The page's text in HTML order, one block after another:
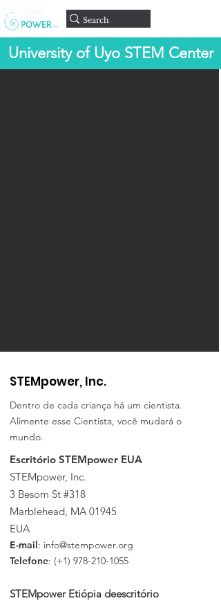
University of Uyo STEM Center
STEMpower, Inc.
Dentro de cada criança há um cientista.
Alimente esse Cientista, você mudará o
mundo.
Escritório STEMpower EUA
STEMpower, Inc.
3 Besom St #318
Marblehead, MA 01945
EUA
E-mail: info@stempower.org
Telefone: (+1) 978-210-1055
STEMpower Etiópia deescritório